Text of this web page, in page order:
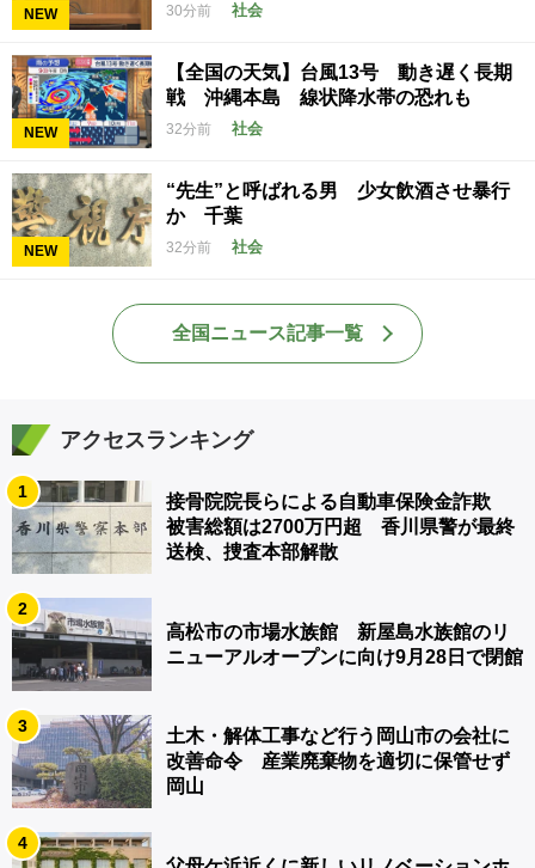
NEW 30分前 社会
NEW
【全国の天気】台風13号 動き遅く長期
戦 沖縄本島 線状降水帯の恐れも
32分前 社会
NEW
“先生”と呼ばれる男 少女飲酒させ暴行
か 千葉
32分前 社会
全国ニュース記事一覧
アクセスランキング
1
接骨院院長らによる自動車保険金詐欺
被害総額は2700万円超 香川県警が最終
送検、捜査本部解散
2
高松市の市場水族館 新屋島水族館のリ
ニューアルオープンに向け9月28日で閉館
3
土木・解体工事など行う岡山市の会社に
改善命令 産業廃棄物を適切に保管せず
岡山
4